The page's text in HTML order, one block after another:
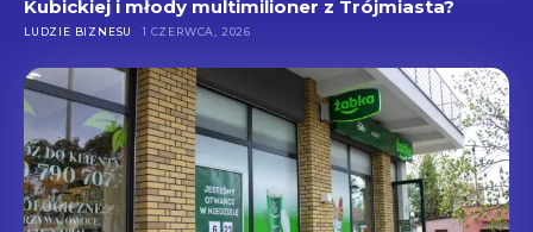
Kubickiej i młody multimilioner z Trójmiasta?
LUDZIE BIZNESU 1 CZERWCA, 2026